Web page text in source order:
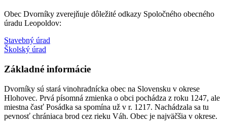
Obec Dvorníky zverejňuje dôležité odkazy Spoločného obecného
úradu Leopoldov:
Stavebný úrad
Školský úrad
Základné informácie
Dvorníky sú stará vinohradnícka obec na Slovensku v okrese
Hlohovec. Prvá písomná zmienka o obci pochádza z roku 1247, ale
miestna časť Posádka sa spomína už v r. 1217. Nachádzala sa tu
pevnosť chrániaca brod cez rieku Váh. Obec je najväčšia v okrese.